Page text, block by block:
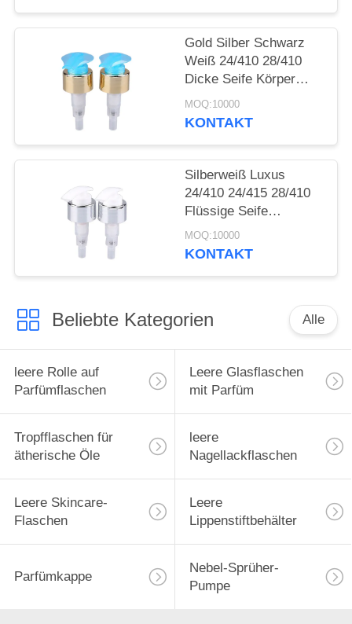
PRIVACY
POLICY
Gold Silber Schwarz
Weiß 24/410 28/410
Dicke Seife Körper
Lotion Dispenser
Kunststoff Aluminium
MOQ:10000
KONTAKT
Silberweiß Luxus
24/410 24/415 28/410
Flüssige Seife
Kunststoff Aluminium
Creme Lotion Pumpe
MOQ:10000
KONTAKT
Beliebte Kategorien Alle
leere Rolle auf
Parfümflaschen
Leere Glasflaschen
mit Parfüm
Tropfflaschen für
ätherische Öle
leere
Nagellackflaschen
Leere Skincare-
Flaschen
Leere
Lippenstiftbehälter
Parfümkappe
Nebel-Sprüher-
Pumpe